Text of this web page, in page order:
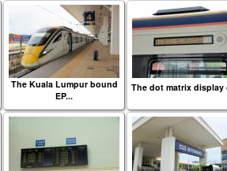
The Kuala Lumpur bound
EP...
The dot matrix display